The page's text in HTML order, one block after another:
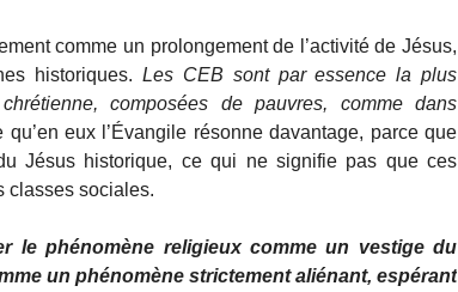
comme un prolongement de l’activité de Jésus,
historiques.Les CEB sont par essence la plus
composées de pauvres, comme dans
eux l’Évangile résonne davantage, parce que
Jésus historique, ce qui ne signifie pas que ces
classes sociales.
le phénomène religieux comme un vestige du
un phénomène strictement aliénant, espérant